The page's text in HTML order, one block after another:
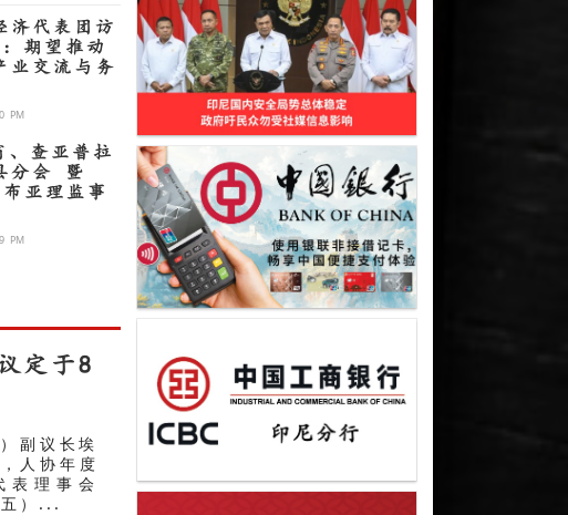
济代表团访
期望推动
业交流与务
PM
、查亚普拉
分会 暨
布亚理监事
PM
定于8
副议长埃
人协年度
表理事会
）...